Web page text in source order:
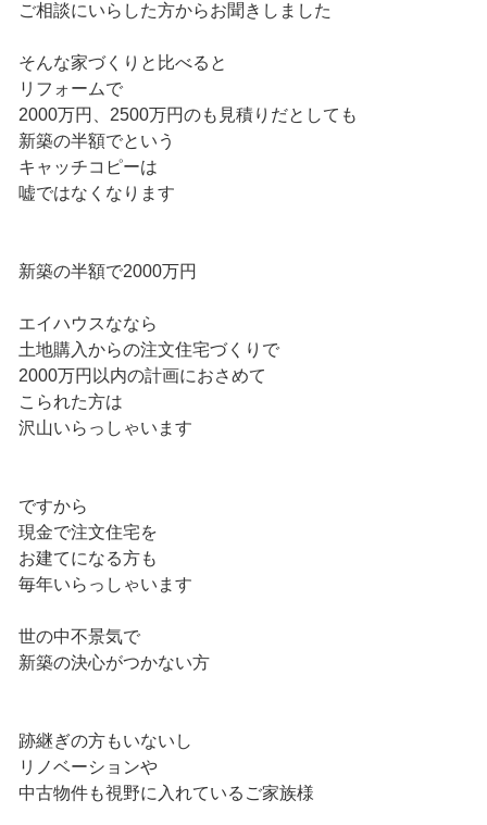
ご相談にいらした方からお聞きしました
そんな家づくりと比べると
リフォームで
2000万円、2500万円のも見積りだとしても
新築の半額でという
キャッチコピーは
嘘ではなくなります
新築の半額で2000万円
エイハウスななら
土地購入からの注文住宅づくりで
2000万円以内の計画におさめて
こられた方は
沢山いらっしゃいます
ですから
現金で注文住宅を
お建てになる方も
毎年いらっしゃいます
世の中不景気で
新築の決心がつかない方
跡継ぎの方もいないし
リノベーションや
中古物件も視野に入れているご家族様